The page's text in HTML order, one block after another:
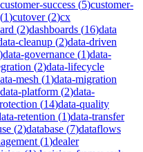
customer-success (5)customer-
(1)cutover(2)cx
(2)dashboards (16)data
cleanup (2)data-driven
)data-governance (1)data-
(2)data-lifecycle
mesh (1)data-migration
data-platform (2)data-
(14)data-quality
retention (1)data-transfer
(2)database (7)dataflows
(1)dealer